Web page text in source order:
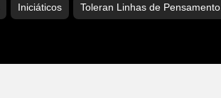
Iniciáticos Toleran Linhas de Pensamento.